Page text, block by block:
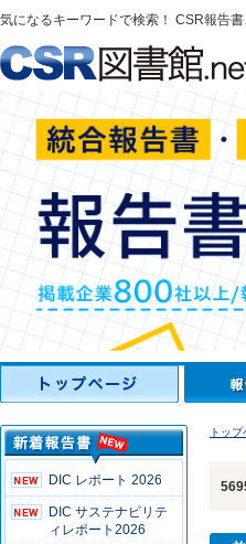
気になるキーワードで検索！ CSR報告
DIC レポート 2026
DIC サステナビリテ
ィレポート2026
トップ